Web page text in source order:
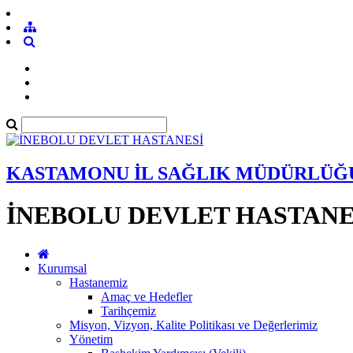
KASTAMONU İL SAĞLIK
İNEBOLU DEVLET
Kurumsal
Hastanemiz
Amaç ve Hedefler
Tarihçemiz
Misyon, Vizyon, Kalite Politikası ve Değerlerimiz
Yönetim